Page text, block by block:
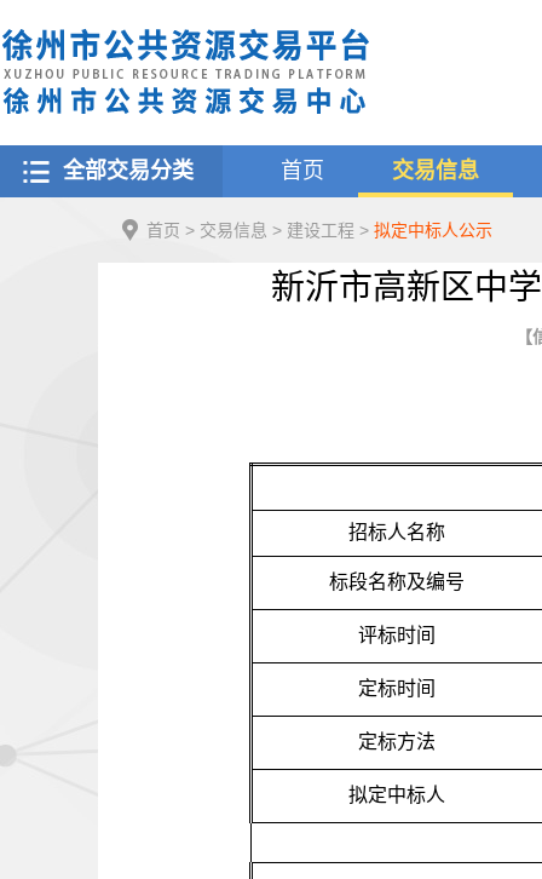
全部交易分类 首页 交易信息
首页 > 交易信息 > 建设工程 > 拟定中标人公示
新沂市高新区中
招标人名称
标段名称及编号
评标时间
定标时间
定标方法
拟定中标人